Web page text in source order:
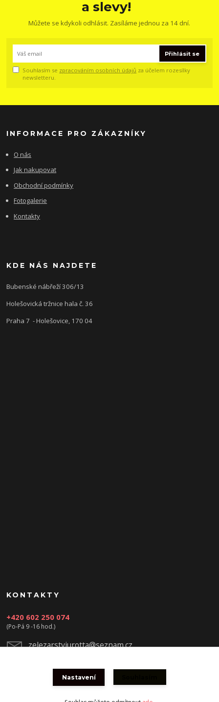
a slevy!
Můžete se kdykoli odhlásit. Zasíláme jednou za 14 dní.
Přihlásit se
Souhlasím se zpracováním osobních údajů za účelem rozesílky
newsletteru.
INFORMACE PRO ZÁKAZNÍKY
O nás
Jak nakupovat
Obchodní podmínky
Fotogalerie
Kontakty
KDE NÁS NAJDETE
Bubenské nábřeží 306/13
Holešovická tržnice hala č. 36
Praha 7 - Holešovice, 170 04
KONTAKTY
+420 602 250 074
(Po-Pá 9 -16 hod.)
zelezarstviurotta@seznam.cz
Nastavení